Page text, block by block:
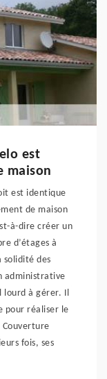
est
maison
est identique
de maison
à-dire créer un
d’étages à
solidité des
administrative
lourd à gérer. Il
pour réaliser le
Couverture
fois, ses